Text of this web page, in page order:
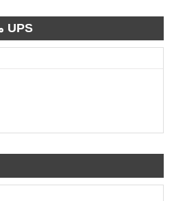
مصدر طاقة غير منقطع UPS